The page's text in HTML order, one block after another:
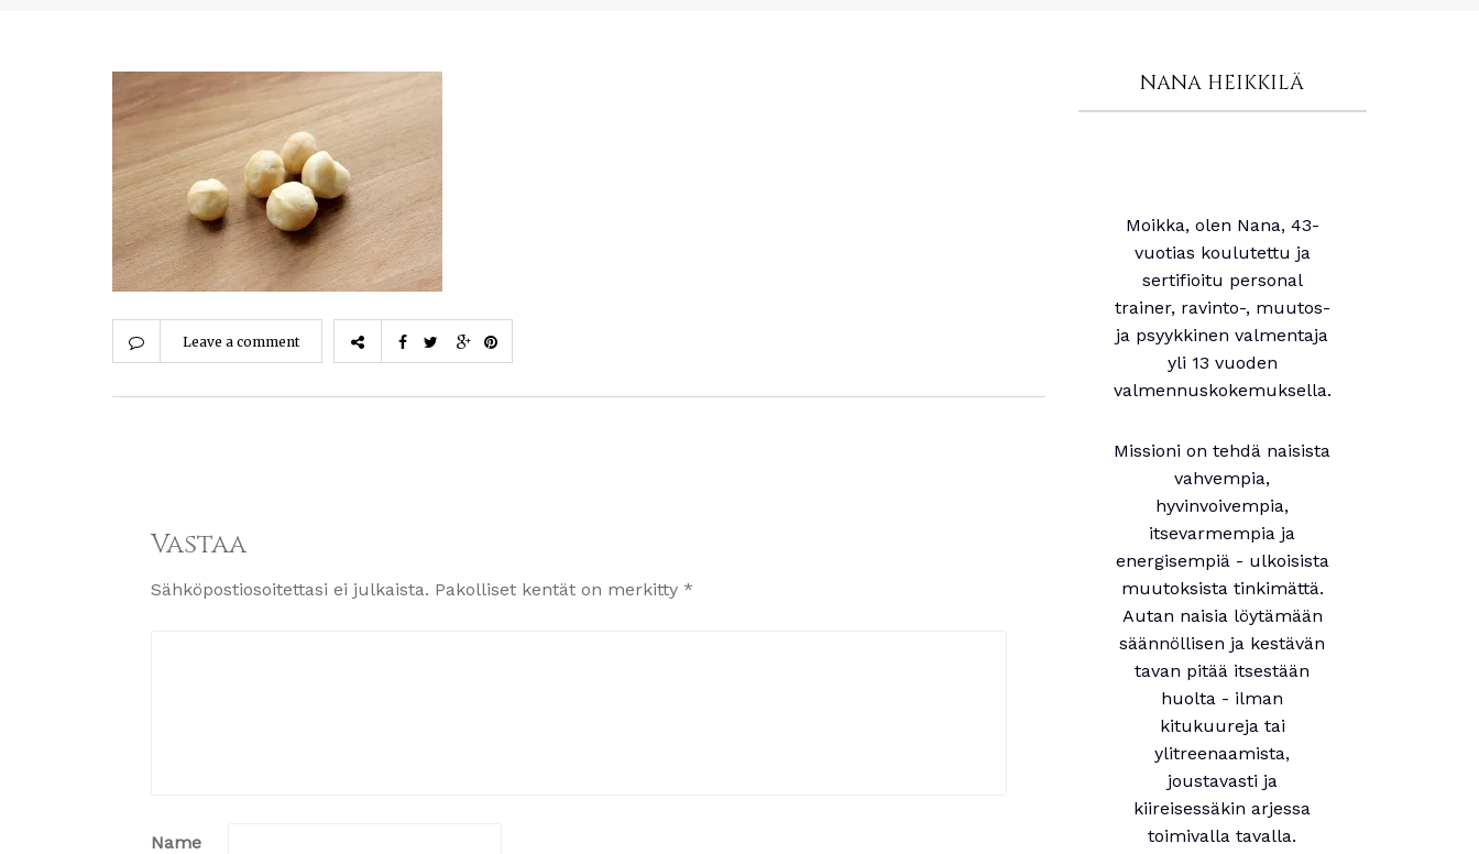
Leave a comment
Vastaa
Sähköpostiosoitettasi ei julkaista. Pakolliset kentät on merkitty *
Name
NANA HEIKKILÄ
Moikka, olen Nana, 43-
vuotias koulutettu ja
sertifioitu personal
trainer, ravinto-, muutos-
ja psyykkinen valmentaja
yli 13 vuoden
valmennuskokemuksella.
Missioni on tehdä naisista
vahvempia,
hyvinvoivempia,
itsevarmempia ja
energisempiä - ulkoisista
muutoksista tinkimättä.
Autan naisia löytämään
säännöllisen ja kestävän
tavan pitää itsestään
huolta - ilman
kitukuureja tai
ylitreenaamista,
joustavasti ja
kiireisessäkin arjessa
toimivalla tavalla.